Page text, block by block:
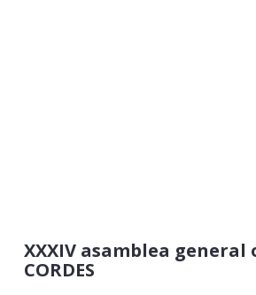
XXXIV asamblea
CORDES